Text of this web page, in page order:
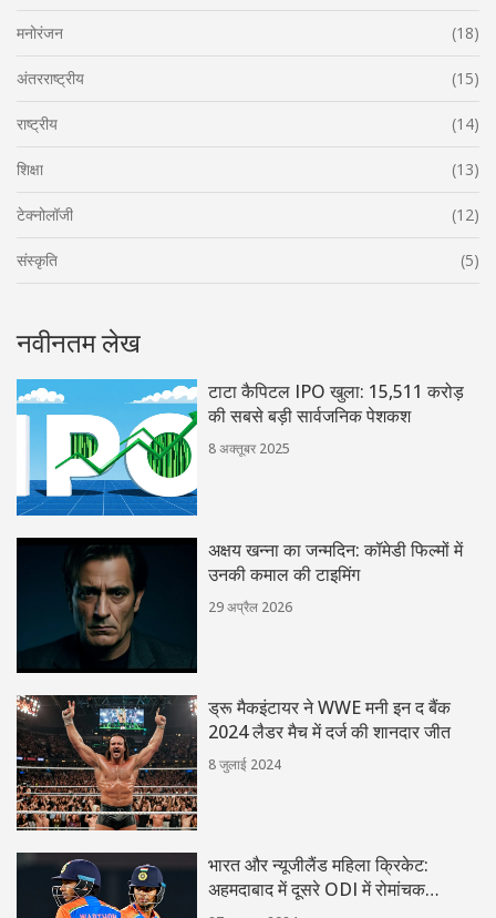
मनोरंजन (18)
अंतरराष्ट्रीय (15)
राष्ट्रीय (14)
शिक्षा (13)
टेक्नोलॉजी (12)
संस्कृति (5)
नवीनतम लेख
टाटा कैपिटल IPO खुला: 15,511 करोड़
की सबसे बड़ी सार्वजनिक पेशकश
8 अक्तूबर 2025
अक्षय खन्ना का जन्मदिन: कॉमेडी फिल्मों में
उनकी कमाल की टाइमिंग
29 अप्रैल 2026
ड्रू मैकइंटायर ने WWE मनी इन द बैंक
2024 लैडर मैच में दर्ज की शानदार जीत
8 जुलाई 2024
भारत और न्यूजीलैंड महिला क्रिकेट:
अहमदाबाद में दूसरे ODI में रोमांचक